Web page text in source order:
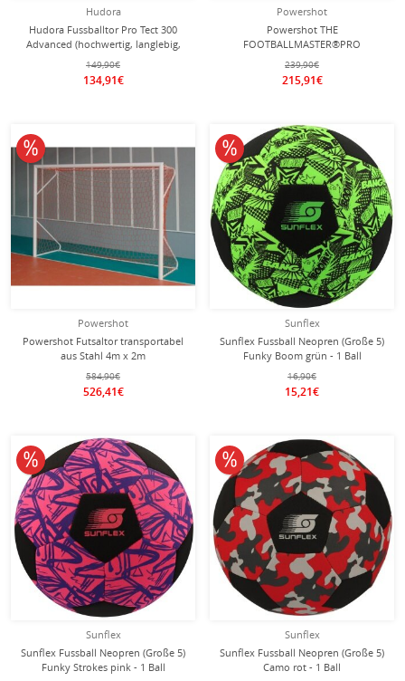
Hudora
Hudora Fussballtor Pro Tect 300
Advanced (hochwertig, langlebig,
einfacher Aufbau) rot -
300x200x120cm
149,90€
134,91€
Powershot
Powershot THE
FOOTBALLMASTER®PRO
(wetterfest) 2,7m x 1,6m
239,90€
215,91€
Powershot
Powershot Futsaltor transportabel
aus Stahl 4m x 2m
584,90€
526,41€
10% reduziert
Sunflex
Sunflex Fussball Neopren (Große 5)
Funky Boom grün - 1 Ball
16,90€
15,21€
10% reduziert
Sunflex
Sunflex Fussball Neopren (Große 5)
Funky Strokes pink - 1 Ball
10% reduziert
Sunflex
Sunflex Fussball Neopren (Große 5)
Camo rot - 1 Ball
10% reduziert